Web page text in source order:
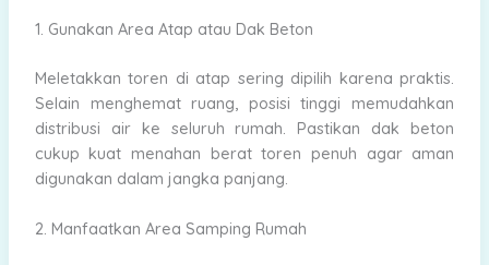
1. Gunakan Area Atap atau Dak Beton
Meletakkan toren di atap sering dipilih karena praktis.
Selain menghemat ruang, posisi tinggi memudahkan
distribusi air ke seluruh rumah. Pastikan dak beton
cukup kuat menahan berat toren penuh agar aman
digunakan dalam jangka panjang.
2. Manfaatkan Area Samping Rumah